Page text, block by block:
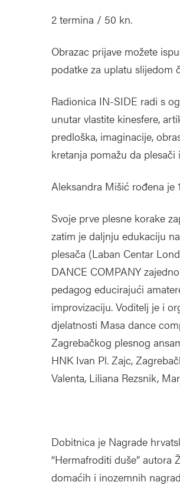
2 termina / 50 kn.
Obrazac prijave možete
podatke za uplatu slijedom
Radionica IN-SIDE radi s
unutar vlastite kinesfere,
predloška, imaginacije,
kretanja pomažu da
Aleksandra Mišić rođena je
Svoje prve plesne korake
zatim je daljnju edukaciju
plesača (Laban Centar
DANCE COMPANY
pedagog educirajući
improvizaciju. Voditelj je i
djelatnosti Masa dance
Zagrebačkog plesnog
HNK Ivan Pl. Zajc,
Valenta, Liliana Rezsnik,
Dobitnica je Nagrade
“Hermafroditi duše” autora
domaćih i inozemnih